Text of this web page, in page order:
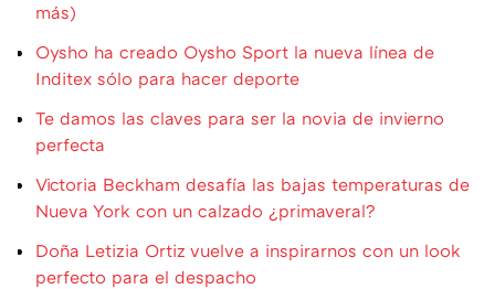
más)
Oysho ha creado Oysho Sport la nueva línea de
Inditex sólo para hacer deporte
Te damos las claves para ser la novia de invierno
perfecta
Victoria Beckham desafía las bajas temperaturas de
Nueva York con un calzado ¿primaveral?
Doña Letizia Ortiz vuelve a inspirarnos con un look
perfecto para el despacho